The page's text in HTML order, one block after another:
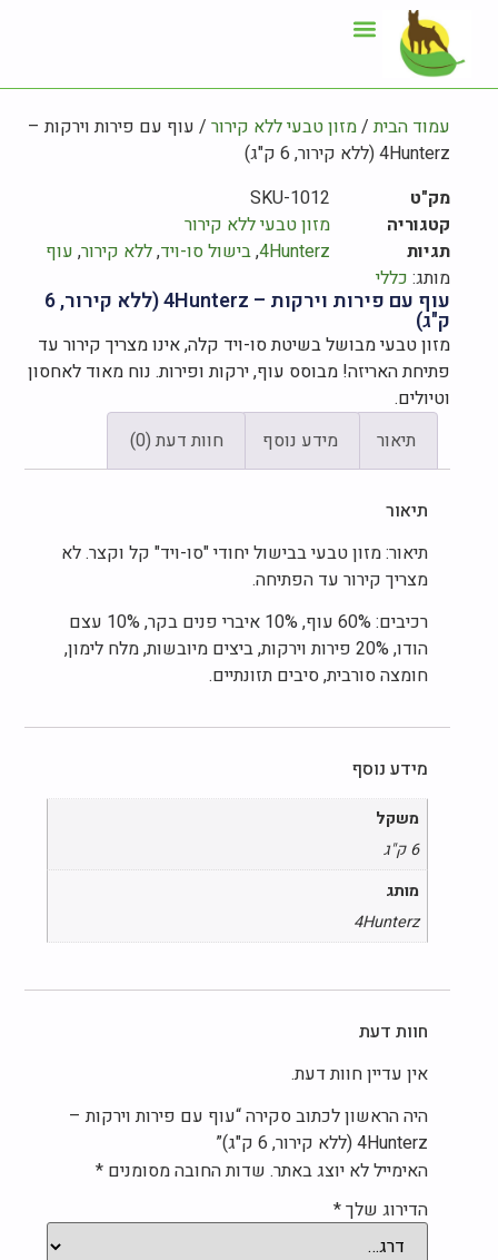
עמוד הבית/מזון טבעי ללא קירור/ עוף עם פירות וירקות –
4Hunterz (ללא קירור, 6 ק"ג)
מק"ט
SKU-1012
קטגוריה
מזון טבעי ללא קירור
תגיות
4Hunterz
,בישול סו-ויד,ללא קירור, עוף
מותג: כללי
עוף עם פירות וירקות – 4Hunterz (ללא קירור, 6
ק"ג)
מזון טבעי מבושל בשיטת סו-ויד קלה, אינו מצריך קירור עד
פתיחת האריזה! מבוסס עוף, ירקות ופירות. נוח מאוד לאחסון
וטיולים.
תיאור
מידע נוסף חוות דעת (0)
תיאור
תיאור: מזון טבעי בבישול יחודי "סו-ויד" קל וקצר. לא
מצריך קירור עד הפתיחה.
רכיבים: 60% עוף, 10% איברי פנים בקר, 10% עצם
הודו, 20% פירות וירקות, ביצים מיובשות, מלח לימון,
חומצה סורבית, סיבים תזונתיים.
מידע נוסף
משקל
6 ק"ג
מותג
4Hunterz
חוות דעת
אין עדיין חוות דעת.
היה הראשון לכתוב סקירה “עוף עם פירות וירקות –
4Hunterz (ללא קירור, 6 ק"ג)”
האימייל לא יוצג באתר. שדות החובה מסומנים *
הדירוג שלך*